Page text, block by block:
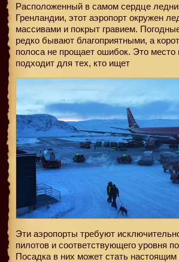
Расположенный в самом сердце
Гренландии, этот аэропорт окружен
массивами и покрыт гравием.
редко бывают благоприятными, а
полоса не прощает ошибок. Это место
подходит для тех, кто ищет
Эти аэропорты требуют
пилотов и соответствующего уровня
Посадка в них может стать